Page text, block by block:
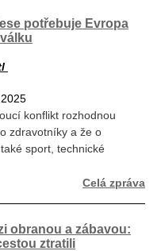
potřebuje Evropa
konflikt rozhodnou
zdravotníky a že o
sport, technické
Celá zpráva
obranou a zábavou:
ztratili